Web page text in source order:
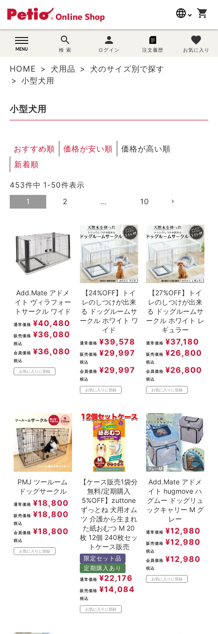
language
wovn-lang-name
shopping_cart
search
検 索
person
ログイン 注文履歴
favorite
お気に入り
search
猫用品
目的別に探す
ご利用案内
ようこそ ゲスト 様
meeting_room ログイン person 新規会員登録
HOME 犬用品
犬のサイズ別で探す
小型犬用
小型犬用
おすすめ順 価格が安い順
価格が高い順
新着順
453件中 1 -50件表示
1
2 … 10
Add.Mate アドメ
イト ヴィラフォー
トサークル ワイド
通常価格 ¥40,480
販売価格 ¥36,080
税込
会員価格 ¥36,080
税込
お気に入りに登録
【24%OFF】トイ
レのしつけが出来
る ドッグルームサ
ークル ホワイト ワ
イド
通常価格 ¥39,578
販売価格 ¥29,997
税込
会員価格 ¥29,997
税込
お気に入りに登録
【27%OFF】トイ
レのしつけが出来
る ドッグルームサ
ークル ホワイト レ
ギュラー
通常価格 ¥37,180
販売価格 ¥26,800
税込
会員価格 ¥26,800
税込
お気に入りに登録
PMJ ツールーム
ドッグサークル
通常価格 ¥18,800
販売価格 ¥18,800
税込
会員価格 ¥18,800
税込
お気に入りに登録
【ケース販売1袋分
無料/定期購入
5%OFF】zuttone
ずっとね 犬用オム
ツ 介護から生まれ
た紙おむつ M 20
枚 12個 240枚セッ
トケース販売
限定セット品
定期購入あり
通常価格 ¥22,176
販売価格 ¥14,084
税込
お気に入りに登録
Add.Mate アドメ
イト hugmove ハ
グムー ドッグリュ
ックキャリー M グ
レー
通常価格 ¥12,980
販売価格 ¥12,980
税込
会員価格 ¥12,980
税込
お気に入りに登録